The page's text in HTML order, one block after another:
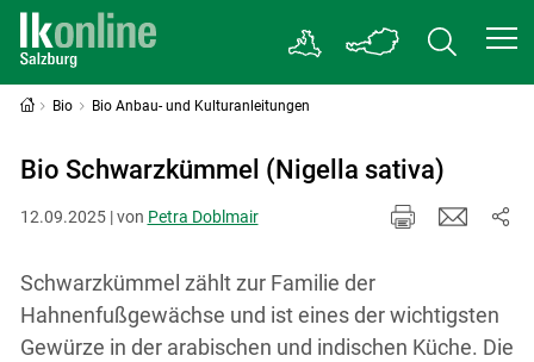
Bio Bio Anbau- und Kulturanleitungen
Bio Schwarzkümmel (Nigella sativa)
12.09.2025 | von Petra Doblmair
Schwarzkümmel zählt zur Familie der
Hahnenfußgewächse und ist eines der wichtigsten
Gewürze in der arabischen und indischen Küche. Die